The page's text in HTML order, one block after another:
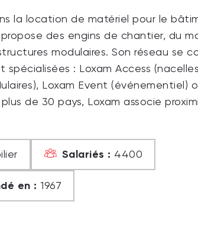
la location de matériel pour le
des engins de chantier, du
modulaires. Son réseau se
: Loxam Access
Loxam Event (événementiel)
de 30 pays, Loxam associe
Salariés : 4400
en : 1967